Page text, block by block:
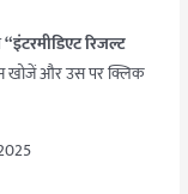
“इंटरमीडिएट रिजल्ट
और उस पर क्लिक